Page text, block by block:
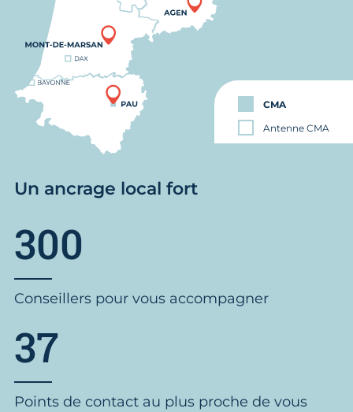
CMA
Antenne CMA
Un ancrage local fort
300
Conseillers pour vous accompagner
37
Points de contact au plus proche de vous